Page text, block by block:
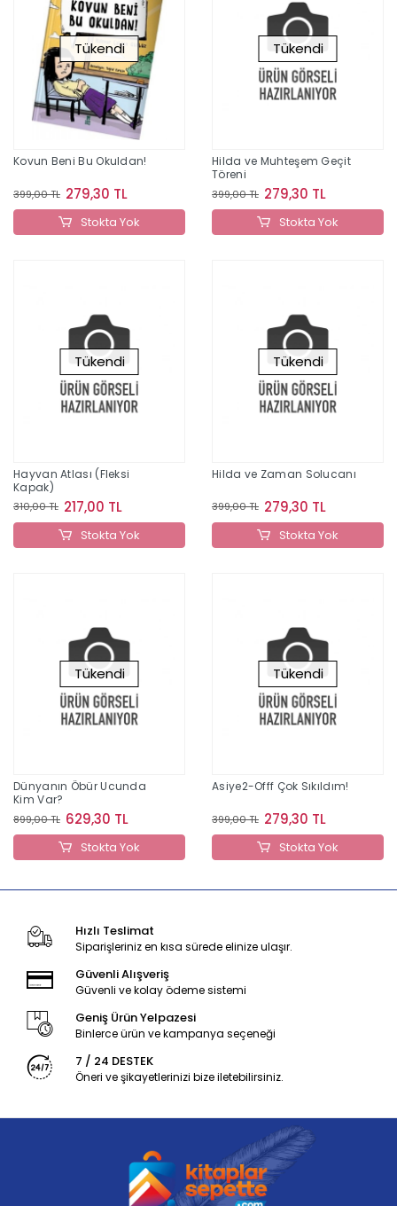
Tükendi
Kovun Beni Bu Okuldan!
399,00 TL 279,30 TL
Stokta Yok
Tükendi
Hilda ve Muhteşem Geçit
Töreni
399,00 TL 279,30 TL
Stokta Yok
Tükendi
Hayvan Atlası (Fleksi
Kapak)
310,00 TL 217,00 TL
Stokta Yok
Tükendi
Hilda ve Zaman Solucanı
399,00 TL 279,30 TL
Stokta Yok
Tükendi
Dünyanın Öbür Ucunda
Kim Var?
899,00 TL 629,30 TL
Stokta Yok
Tükendi
Asiye2-Offf Çok Sıkıldım!
399,00 TL 279,30 TL
Stokta Yok
Hızlı Teslimat
Siparişleriniz en kısa sürede elinize ulaşır.
Güvenli Alışveriş
Güvenli ve kolay ödeme sistemi
Geniş Ürün Yelpazesi
Binlerce ürün ve kampanya seçeneği
7 / 24 DESTEK
Öneri ve şikayetlerinizi bize iletebilirsiniz.